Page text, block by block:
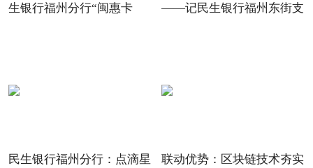
生银行福州分行“闽惠卡
——记民生银行福州东街支
民生银行福州分行：点滴星
联动优势：区块链技术夯实